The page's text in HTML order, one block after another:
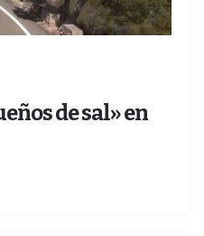
de sal» en